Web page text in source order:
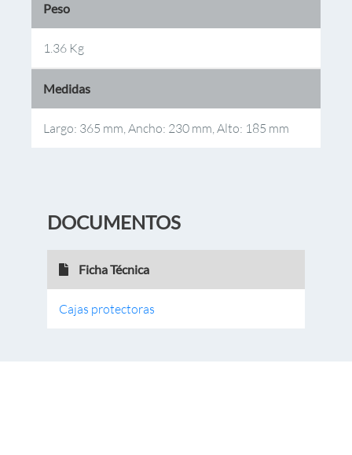
Peso
1.36 Kg
Medidas
Largo: 365 mm, Ancho: 230 mm, Alto: 185 mm
DOCUMENTOS
Ficha Técnica
Cajas protectoras